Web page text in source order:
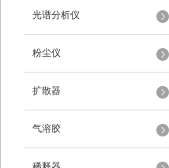
光谱分析仪
粉尘仪
扩散器
气溶胶